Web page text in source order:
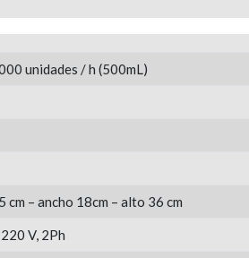
unidades / h (500mL)
cm – ancho 18cm – alto 36 cm
V, 2Ph